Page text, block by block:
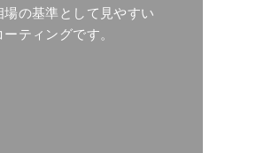
場の基準として見やすい
ティングです。